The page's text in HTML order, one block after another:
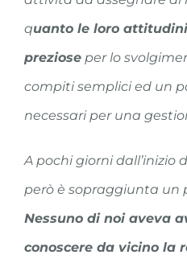
quanto le loro
preziose per lo
compiti semplici ed un
necessari per una
A pochi giorni dall’inizio
però è sopraggiunta un
Nessuno di noi aveva
conoscere da vicino la